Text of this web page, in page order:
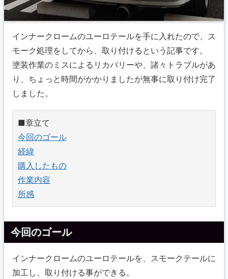
インナークロームのユーロテールを手に入れたので、ス
モーク処理をしてから、取り付けるという記事です。
塗装作業のミスによるリカバリーや、諸々トラブルがあ
り、ちょっと時間がかかりましたが無事に取り付け完了
しました。
■章立て
今回のゴール
経緯
購入したもの
作業内容
所感
今回のゴール
インナークロームのユーロテールを、スモークテールに
加工し、取り付ける事ができる。